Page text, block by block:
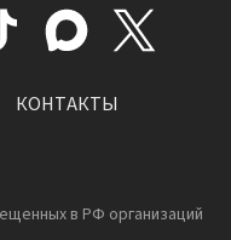
КОНТАКТЫ
в РФ организаций